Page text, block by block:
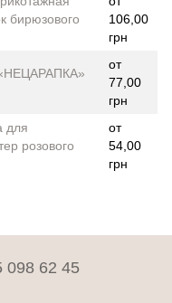
бирюзового
106,00
грн
от
77,00
грн
для
розового
от
54,00
грн
098 62 45